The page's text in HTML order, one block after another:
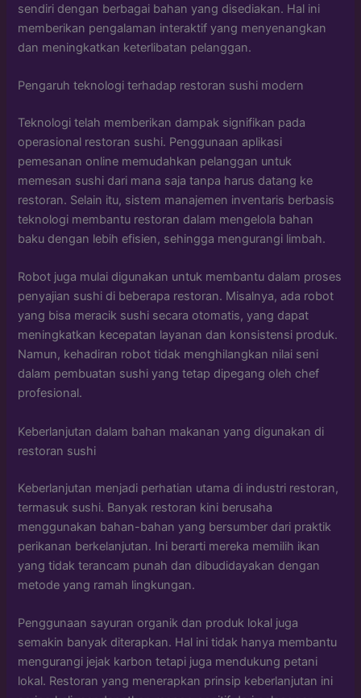
sendiri dengan berbagai bahan yang disediakan. Hal ini
memberikan pengalaman interaktif yang menyenangkan
dan meningkatkan keterlibatan pelanggan.
Pengaruh teknologi terhadap restoran sushi modern
Teknologi telah memberikan dampak signifikan pada
operasional restoran sushi. Penggunaan aplikasi
pemesanan online memudahkan pelanggan untuk
memesan sushi dari mana saja tanpa harus datang ke
restoran. Selain itu, sistem manajemen inventaris berbasis
teknologi membantu restoran dalam mengelola bahan
baku dengan lebih efisien, sehingga mengurangi limbah.
Robot juga mulai digunakan untuk membantu dalam proses
penyajian sushi di beberapa restoran. Misalnya, ada robot
yang bisa meracik sushi secara otomatis, yang dapat
meningkatkan kecepatan layanan dan konsistensi produk.
Namun, kehadiran robot tidak menghilangkan nilai seni
dalam pembuatan sushi yang tetap dipegang oleh chef
profesional.
Keberlanjutan dalam bahan makanan yang digunakan di
restoran sushi
Keberlanjutan menjadi perhatian utama di industri restoran,
termasuk sushi. Banyak restoran kini berusaha
menggunakan bahan-bahan yang bersumber dari praktik
perikanan berkelanjutan. Ini berarti mereka memilih ikan
yang tidak terancam punah dan dibudidayakan dengan
metode yang ramah lingkungan.
Penggunaan sayuran organik dan produk lokal juga
semakin banyak diterapkan. Hal ini tidak hanya membantu
mengurangi jejak karbon tetapi juga mendukung petani
lokal. Restoran yang menerapkan prinsip keberlanjutan ini